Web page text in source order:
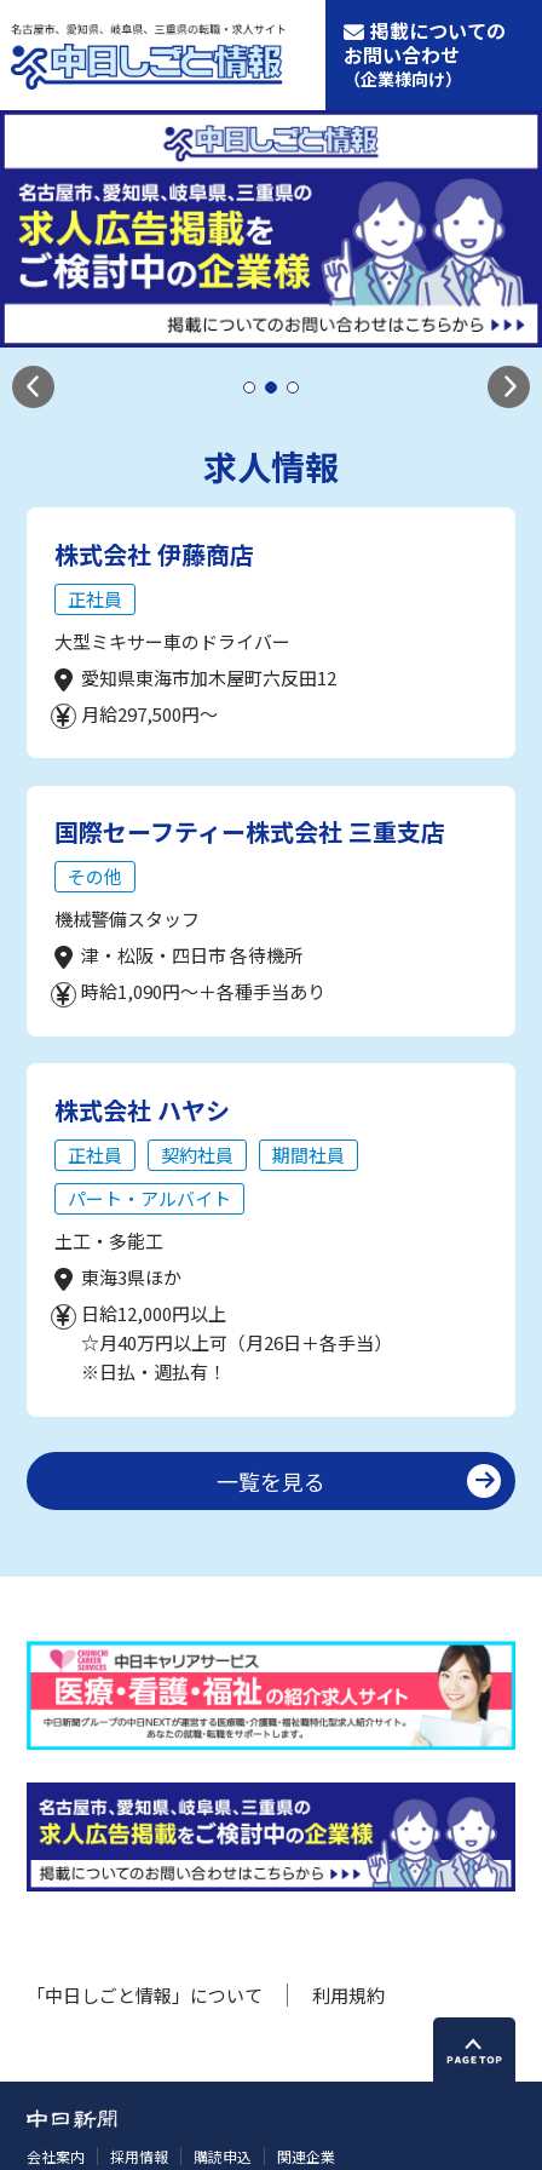
掲載についての
お問い合わせ
（企業様向け）
求人情報
株式会社 伊藤商店
正社員
大型ミキサー車のドライバー
愛知県東海市加木屋町六反田12
月給297,500円～
国際セーフティー株式会社 三重支店
その他
機械警備スタッフ
津・松阪・四日市 各待機所
時給1,090円～＋各種手当あり
株式会社 ハヤシ
正社員 契約社員
期間社員
パート・アルバイト
土工・多能工
東海3県ほか
日給12,000円以上
☆月40万円以上可（月26日＋各手当）
※日払・週払有！
一覧を見る
「中日しごと情報」について 利用規約
会社案内 採用情報 購読申込 関連企業